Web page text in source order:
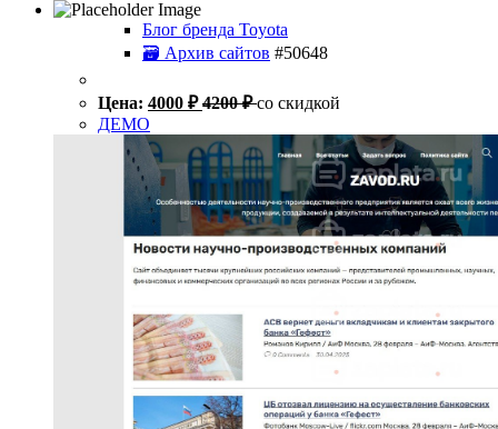
Блог бренда Toyota
🗃 Архив сайтов #50648
Цена: 4000 ₽ 4200₽ со скидкой
ДЕМО